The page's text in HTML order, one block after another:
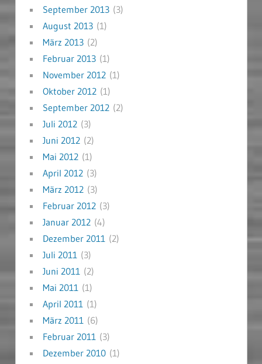
September 2013(3)
August 2013(1)
März 2013(2)
Februar 2013(1)
November 2012(1)
Oktober 2012(1)
September 2012(2)
Juli 2012(3)
Juni 2012(2)
Mai 2012(1)
April 2012(3)
März 2012(3)
Februar 2012(3)
Januar 2012(4)
Dezember 2011(2)
Juli 2011(3)
Juni 2011(2)
Mai 2011(1)
April 2011(1)
März 2011(6)
Februar 2011(3)
Dezember 2010(1)